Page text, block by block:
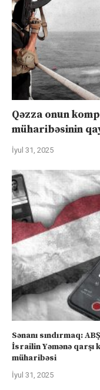
Qəzza onun
müharibəsinin
İyul 31, 2025
Sənanı sındırmaq:
İsrailin Yəmənə qarşı
müharibəsi
İyul 31, 2025